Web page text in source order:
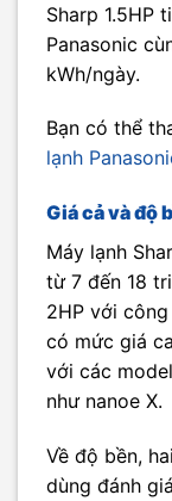
Sharp 1.5HP
Panasonic
kWh/ngày.
Bạn có thể
lạnh
Giá cả và độ
Máy lạnh
từ 7 đến 18
2HP với
có mức giá
với các
như nanoe X.
Về độ bền,
dùng đánh